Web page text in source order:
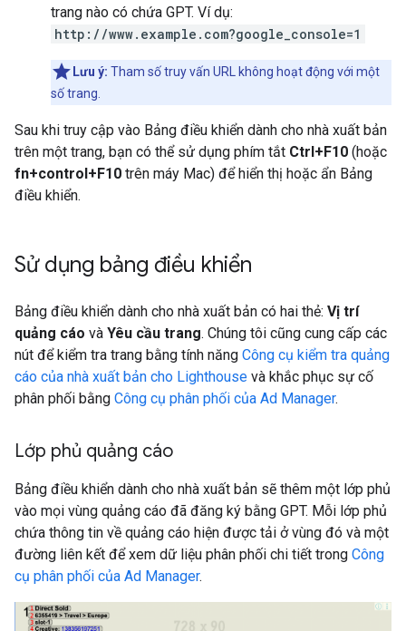
trang nào có chứa GPT. Ví dụ:
http://www.example.com?google_console=1
Lưu ý: Tham số truy vấn URL không hoạt động với một
số trang.
Sau khi truy cập vào Bảng điều khiển dành cho nhà xuất bản
trên một trang, bạn có thể sử dụng phím tắt Ctrl+F10 (hoặc
fn+control+F10 trên máy Mac) để hiển thị hoặc ẩn Bảng
điều khiển.
Sử dụng bảng điều khiển
Bảng điều khiển dành cho nhà xuất bản có hai thẻ: Vị trí
quảng cáo và Yêu cầu trang. Chúng tôi cũng cung cấp các
nút để kiểm tra trang bằng tính năng Công cụ kiểm tra quảng
cáo của nhà xuất bản cho Lighthouse và khắc phục sự cố
phân phối bằng Công cụ phân phối của Ad Manager.
Lớp phủ quảng cáo
Bảng điều khiển dành cho nhà xuất bản sẽ thêm một lớp phủ
vào mọi vùng quảng cáo đã đăng ký bằng GPT. Mỗi lớp phủ
chứa thông tin về quảng cáo hiện được tải ở vùng đó và một
đường liên kết để xem dữ liệu phân phối chi tiết trong Công
cụ phân phối của Ad Manager.